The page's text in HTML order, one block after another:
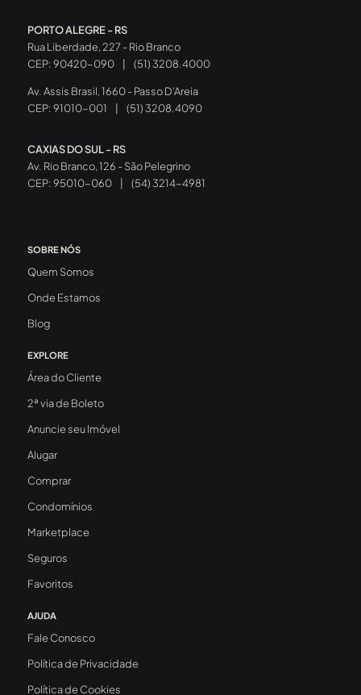
PORTO ALEGRE - RS
Rua Liberdade, 227 - Rio Branco
CEP: 90420-090
(51) 3208.4000
Av. Assis Brasil, 1660 - Passo D’Areia
CEP: 91010-001
(51) 3208.4090
CAXIAS DO SUL - RS
Av. Rio Branco, 126 - São Pelegrino
CEP: 95010-060
(54) 3214-4981
SOBRE NÓS
Quem Somos
Onde Estamos
Blog
EXPLORE
Área do Cliente
2ª via de Boleto
Anuncie seu Imóvel
Alugar
Comprar
Condomínios
Marketplace
Seguros
Favoritos
AJUDA
Fale Conosco
Política de Privacidade
Política de Cookies